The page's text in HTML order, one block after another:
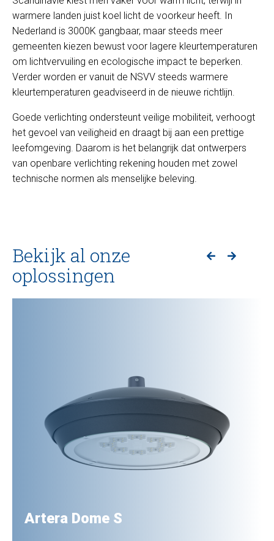
warmere landen juist koel licht de voorkeur heeft. In
Nederland is 3000K gangbaar, maar steeds meer
gemeenten kiezen bewust voor lagere kleurtemperaturen
om lichtvervuiling en ecologische impact te beperken.
Verder worden er vanuit de NSVV steeds warmere
kleurtemperaturen geadviseerd in de nieuwe richtlijn.
Goede verlichting ondersteunt veilige mobiliteit, verhoogt
het gevoel van veiligheid en draagt bij aan een prettige
leefomgeving. Daarom is het belangrijk dat ontwerpers
van openbare verlichting rekening houden met zowel
technische normen als menselijke beleving.
Bekijk al onze
oplossingen
Artera Dome S